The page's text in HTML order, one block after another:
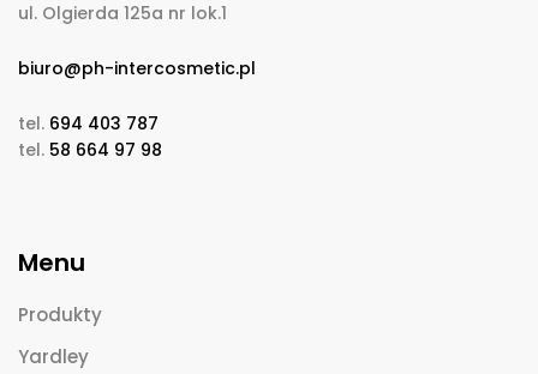
ul. Olgierda 125a nr lok.1
biuro@ph-intercosmetic.pl
tel. 694 403 787
tel. 58 664 97 98
Menu
Produkty
Yardley